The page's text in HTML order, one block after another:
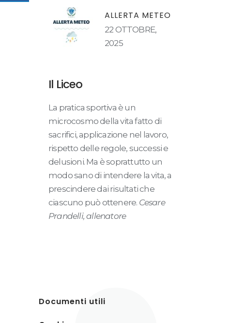
ALLERTA METEO
22 OTTOBRE,
2025
Il Liceo
La pratica sportiva è un
microcosmo della vita fatto di
sacrifici, applicazione nel lavoro,
rispetto delle regole, successi e
delusioni. Ma è soprattutto un
modo sano di intendere la vita, a
prescindere dai risultati che
ciascuno può ottenere. Cesare
Prandelli, allenatore
Documenti utili